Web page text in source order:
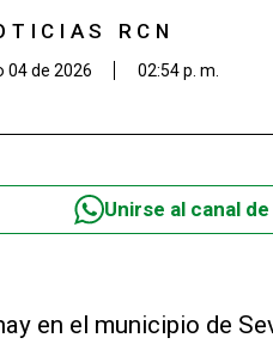
RCN
04 de 2026 02:54 p. m.
Unirse al canal
en el municipio de